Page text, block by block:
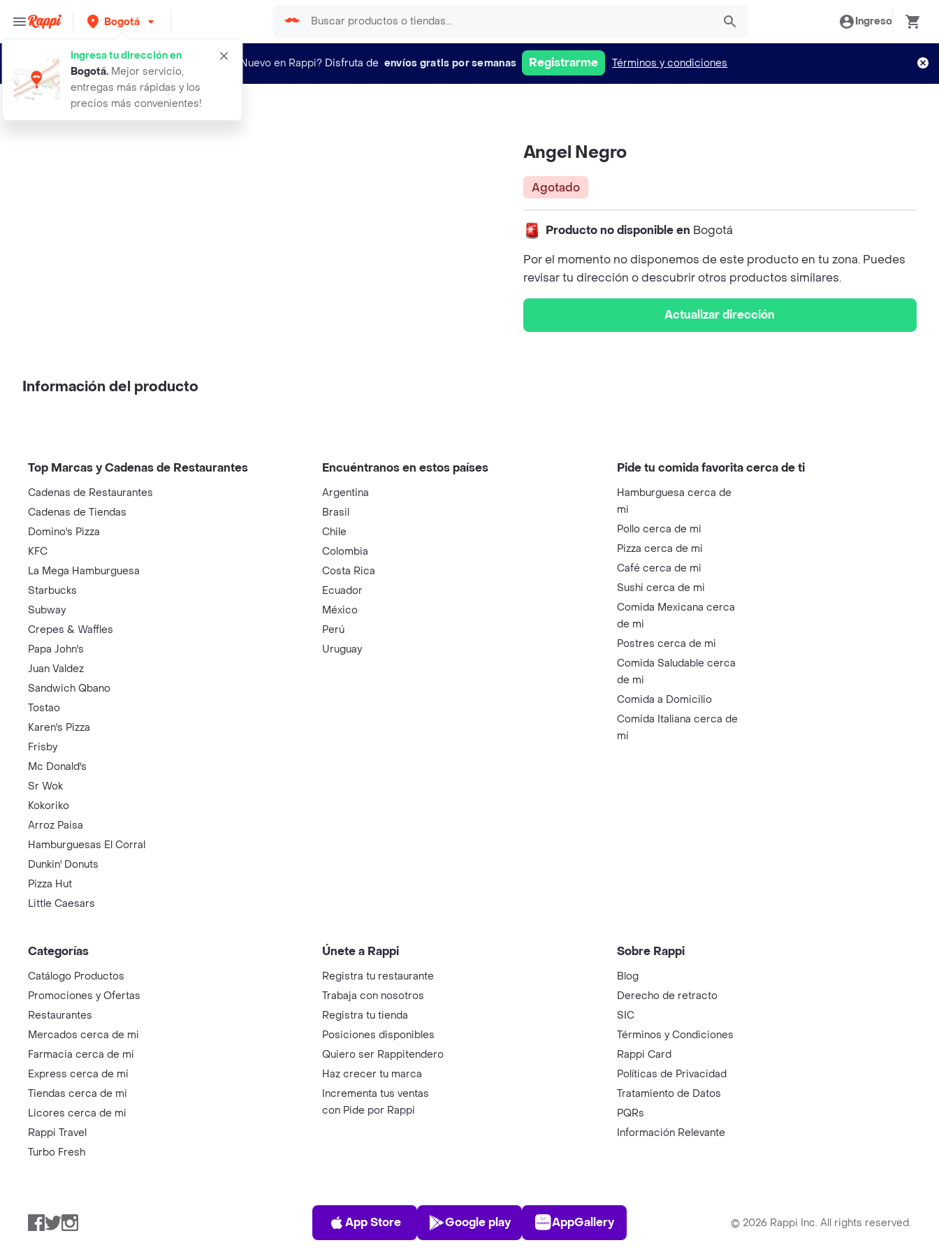
Bogotá
Ingresa tu dirección en
Bogotá. Mejor servicio,
entregas más rápidas y los
precios más convenientes!
Ingreso
¿Nuevo en Rappi? Disfruta de envíos gratis por semanas Registrarme Términos y condiciones
angel negro
Angel Negro
Agotado
Producto no disponible en Bogotá
Por el momento no disponemos de este producto en tu zona. Puedes
revisar tu dirección o descubrir otros productos similares.
Actualizar dirección
Información del producto
Top Marcas y Cadenas de Restaurantes
Cadenas de Restaurantes
Cadenas de Tiendas
Domino's Pizza
KFC
La Mega Hamburguesa
Starbucks
Subway
Crepes & Waffles
Papa John's
Juan Valdez
Sandwich Qbano
Tostao
Karen's Pizza
Frisby
Mc Donald's
Sr Wok
Kokoriko
Arroz Paisa
Hamburguesas El Corral
Dunkin' Donuts
Pizza Hut
Little Caesars
Encuéntranos en estos países
Argentina
Brasil
Chile
Colombia
Costa Rica
Ecuador
México
Perú
Uruguay
Pide tu comida favorita cerca de ti
Hamburguesa cerca de
mi
Pollo cerca de mi
Pizza cerca de mi
Café cerca de mi
Sushi cerca de mi
Comida Mexicana cerca
de mi
Postres cerca de mi
Comida Saludable cerca
de mi
Comida a Domicilio
Comida Italiana cerca de
mi
Categorías
Catálogo Productos
Promociones y Ofertas
Restaurantes
Mercados cerca de mi
Farmacia cerca de mi
Express cerca de mi
Tiendas cerca de mi
Licores cerca de mi
Rappi Travel
Turbo Fresh
Únete a Rappi
Registra tu restaurante
Trabaja con nosotros
Registra tu tienda
Posiciones disponibles
Quiero ser Rappitendero
Haz crecer tu marca
Incrementa tus ventas
con Pide por Rappi
Sobre Rappi
Blog
Derecho de retracto
SIC
Términos y Condiciones
Rappi Card
Políticas de Privacidad
Tratamiento de Datos
PQRs
Información Relevante
Facebook
TwitterInstagram
App Store
App Store
Play Store
Google play
AppGallery
AppGallery © 2026 Rappi Inc. All rights reserved.